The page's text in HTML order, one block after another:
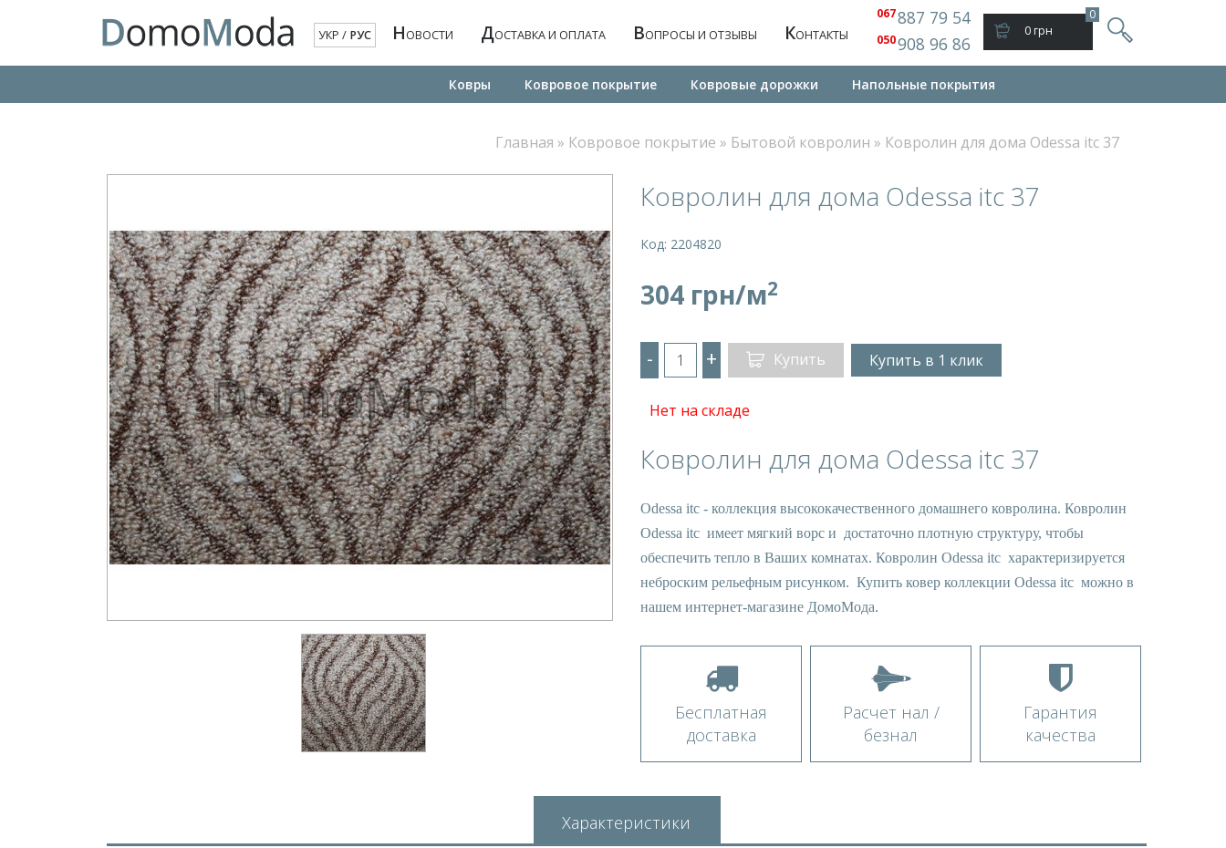
УКР / РУС НОВОСТИ ДОСТАВКА И ОПЛАТА ВОПРОСЫ И ОТЗЫВЫ КОНТАКТЫ
Ковры Ковровое покрытие Ковровые дорожки Напольные покрытия
067887 79 54
050908 96 86
0
0 грн
Главная » Ковровое покрытие » Бытовой ковролин » Ковролин для дома Odessa itc 37
Ковролин для дома Odessa itc 37
Код: 2204820
304 грн/м2
- + Купить Купить в 1 клик
Нет на складе
Ковролин для дома Odessa itc 37
Odessa itc - коллекция высококачественного домашнего ковролина. Ковролин
Odessa itc имеет мягкий ворс и достаточно плотную структуру, чтобы
обеспечить тепло в Ваших комнатах. Ковролин Odessa itc характеризируется
неброским рельефным рисунком. Купить ковер коллекции Odessa itc можно в
нашем интернет-магазине ДомоМода.
Бесплатная
доставка
Расчет нал /
безнал
Гарантия
качества
Характеристики